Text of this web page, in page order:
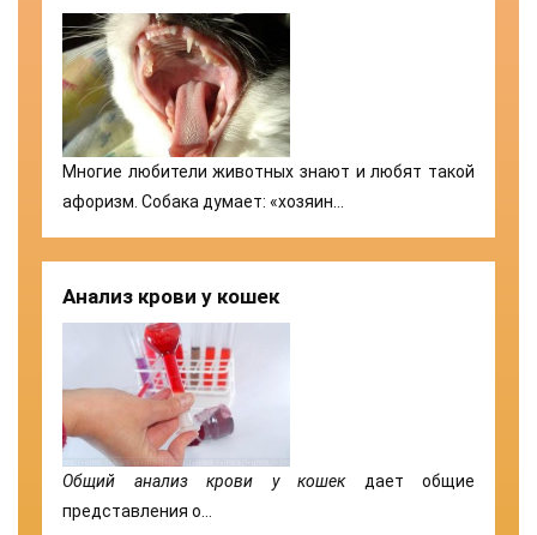
Многие любители животных знают и любят такой
афоризм. Собака думает: «хозяин…
Анализ крови у кошек
Общий анализ крови у кошекдает общие
представления о…